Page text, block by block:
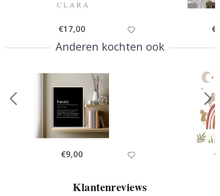
Special
Price
€17,00
Anderen kochten ook
Special
Price
€9,00
Klantenreviews